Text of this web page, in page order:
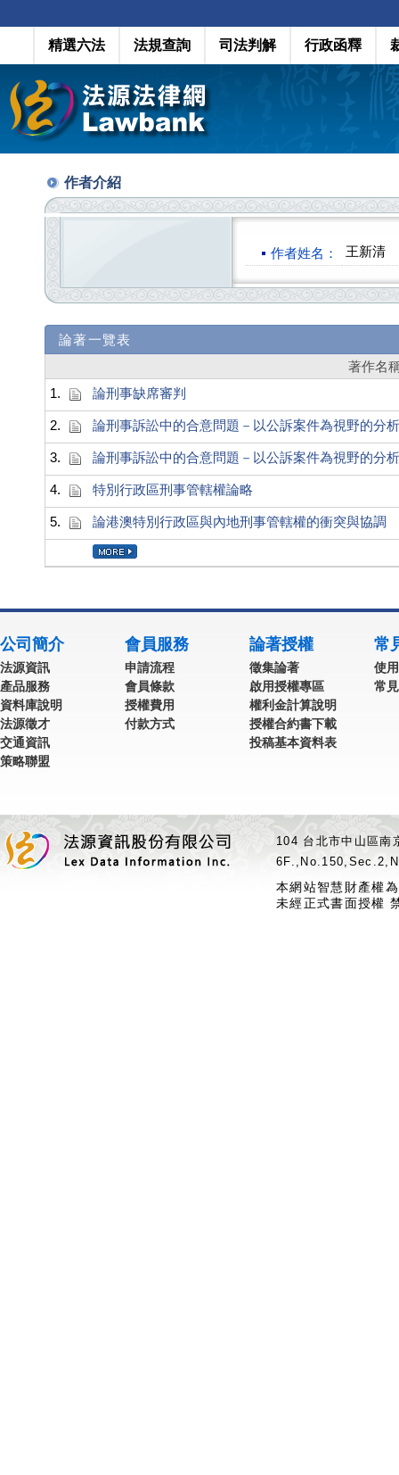
精選六法 法規查詢 司法判解 行政函釋
作者介紹
作者姓名： 王新清
論著一覽表
著作名
1.
論刑事缺席審判
2. 論刑事訴訟中的合意問題－以公訴案件為視野的分析
3. 論刑事訴訟中的合意問題－以公訴案件為視野的分析
4. 特別行政區刑事管轄權論略
5. 論港澳特別行政區與內地刑事管轄權的衝突與協調
公司簡介
法源資訊
產品服務
資料庫說明
法源徵才
交通資訊
策略聯盟
會員服務
申請流程
會員條款
授權費用
付款方式
論著授權
徵集論著
啟用授權專區
權利金計算說明
授權合約書下載
投稿基本資料表
常
使
常
104 台北市中山區
本網站智慧財產權
未經正式書面授權